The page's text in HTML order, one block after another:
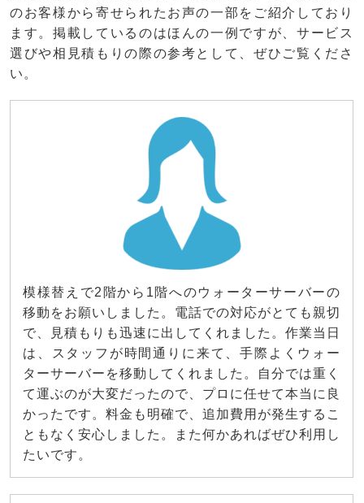
のお客様から寄せられたお声の一部をご紹介しており
ます。掲載しているのはほんの一例ですが、サービス
選びや相見積もりの際の参考として、ぜひご覧くださ
い。
模様替えで2階から1階へのウォーターサーバーの
移動をお願いしました。電話での対応がとても親切
で、見積もりも迅速に出してくれました。作業当日
は、スタッフが時間通りに来て、手際よくウォー
ターサーバーを移動してくれました。自分では重く
て運ぶのが大変だったので、プロに任せて本当に良
かったです。料金も明確で、追加費用が発生するこ
ともなく安心しました。また何かあればぜひ利用し
たいです。